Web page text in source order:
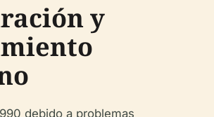
y
debido a problemas